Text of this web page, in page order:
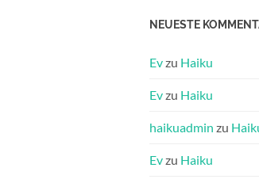
NEUESTE
Evzu Haiku
Evzu Haiku
haikuadmin zu
Evzu Haiku